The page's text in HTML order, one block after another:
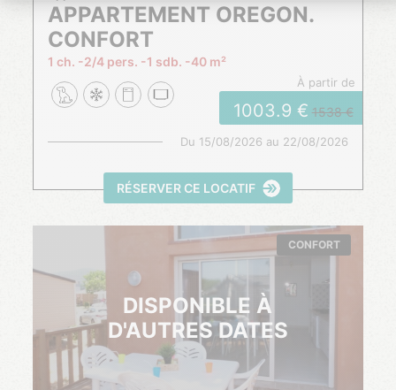
RÉSERVER CE LOCATIF
APPARTEMENT OREGON.
CONFORT
1 ch. 2/4 pers. 1 sdb. 40 m²
à partir de
1003.9 1538
Du 15/08/2026 au 22/08/2026
CONFORT
DISPONIBLE À
D'AUTRES DATES